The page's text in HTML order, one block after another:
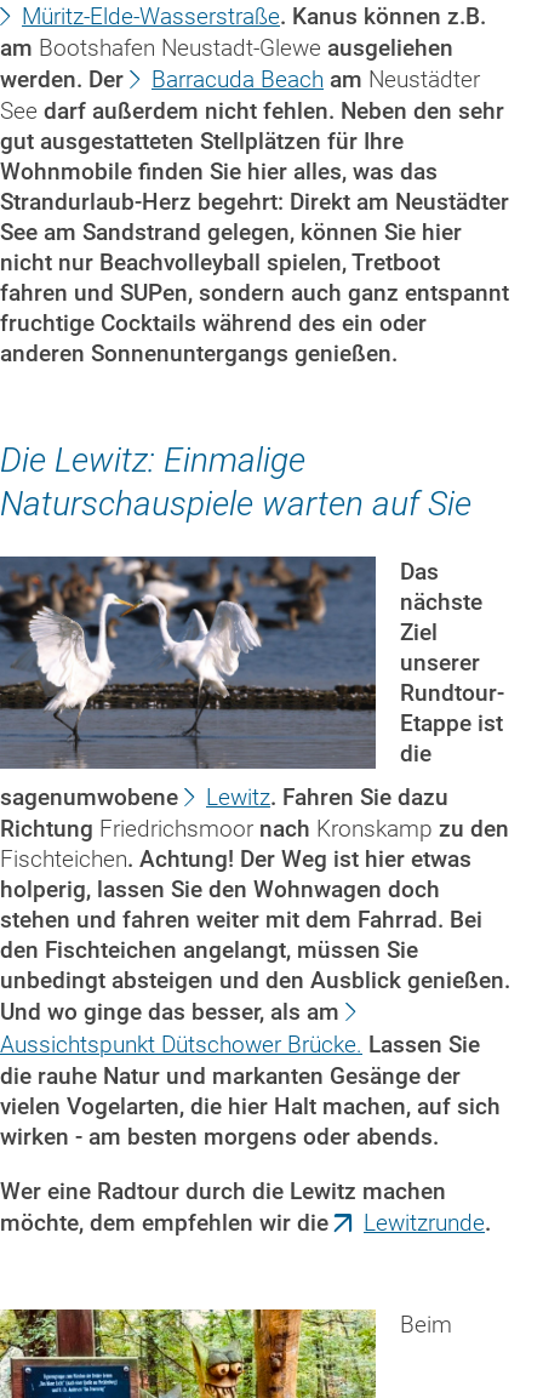
Müritz-Elde-Wasserstraße. Kanus können z.B.
am Bootshafen Neustadt-Glewe ausgeliehen
werden. Der
Barracuda Beach am Neustädter
See darf außerdem nicht fehlen. Neben den sehr
gut ausgestatteten Stellplätzen für Ihre
Wohnmobile finden Sie hier alles, was das
Strandurlaub-Herz begehrt: Direkt am Neustädter
See am Sandstrand gelegen, können Sie hier
nicht nur Beachvolleyball spielen, Tretboot
fahren und SUPen, sondern auch ganz entspannt
fruchtige Cocktails während des ein oder
anderen Sonnenuntergangs genießen.
Die Lewitz: Einmalige
Naturschauspiele warten auf Sie
Das
nächste
Ziel
unserer
Rundtour-
Etappe ist
die
sagenumwobene
Lewitz. Fahren Sie dazu
Richtung Friedrichsmoor nach Kronskamp zu den
Fischteichen. Achtung! Der Weg ist hier etwas
holperig, lassen Sie den Wohnwagen doch
stehen und fahren weiter mit dem Fahrrad. Bei
den Fischteichen angelangt, müssen Sie
unbedingt absteigen und den Ausblick genießen.
Und wo ginge das besser, als am
Aussichtspunkt Dütschower Brücke. Lassen Sie
die rauhe Natur und markanten Gesänge der
vielen Vogelarten, die hier Halt machen, auf sich
wirken - am besten morgens oder abends.
Wer eine Radtour durch die Lewitz machen
möchte, dem empfehlen wir die
Lewitzrunde.
Beim